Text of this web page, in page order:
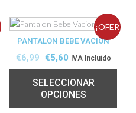
¡OFER
TA!
PANTALON BEBE VACION
€6,99 €5,60 IVA Incluido
SELECCIONAR
OPCIONES